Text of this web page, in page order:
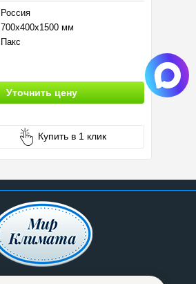
Россия
700x400x1500 мм
Пакс
Уточнить цену
Купить в 1 клик